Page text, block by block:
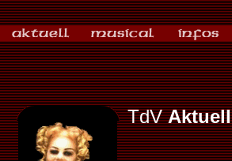
TdVAktuell